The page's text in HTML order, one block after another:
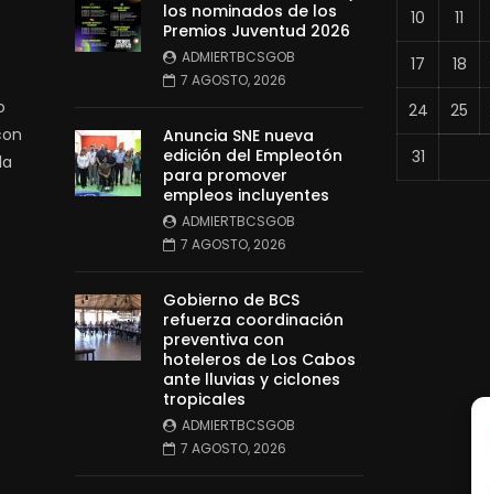
los nominados de los
Premios Juventud 2026
ADMIERTBCSGOB
7 AGOSTO, 2026
Anuncia SNE nueva
edición del Empleotón
para promover
empleos incluyentes
ADMIERTBCSGOB
7 AGOSTO, 2026
Gobierno de BCS
refuerza coordinación
preventiva con
hoteleros de Los Cabos
ante lluvias y ciclones
tropicales
ADMIERTBCSGOB
7 AGOSTO, 2026
10 11
17 18
24 25
31